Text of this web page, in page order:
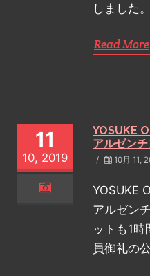
しました
Read More
11
10, 2019
YOSUKE
アルゼン
/ 10月 11,
YOSUKE
アルゼン
ットも1
員御礼の